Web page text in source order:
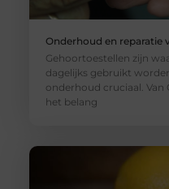
Onderhoud en reparatie
Gehoortoestellen zijn
dagelijks gebruikt
onderhoud cruciaal.
het belang